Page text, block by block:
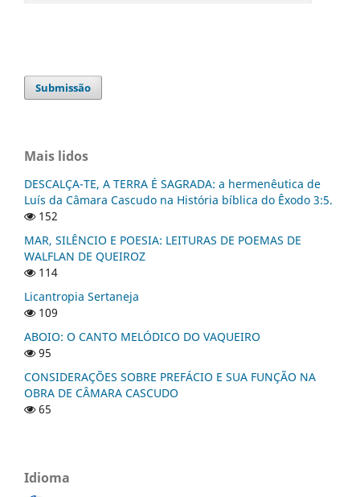
Submissão
Mais lidos
DESCALÇA-TE, A TERRA É SAGRADA: a hermenêutica de
Luís da Câmara Cascudo na História bíblica do Êxodo 3:5.
152
MAR, SILÊNCIO E POESIA: LEITURAS DE POEMAS DE
WALFLAN DE QUEIROZ
114
Licantropia Sertaneja
109
ABOIO: O CANTO MELÓDICO DO VAQUEIRO
95
CONSIDERAÇÕES SOBRE PREFÁCIO E SUA FUNÇÃO NA
OBRA DE CÂMARA CASCUDO
65
Idioma